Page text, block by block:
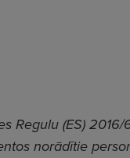
Regulu (ES)
norādītie